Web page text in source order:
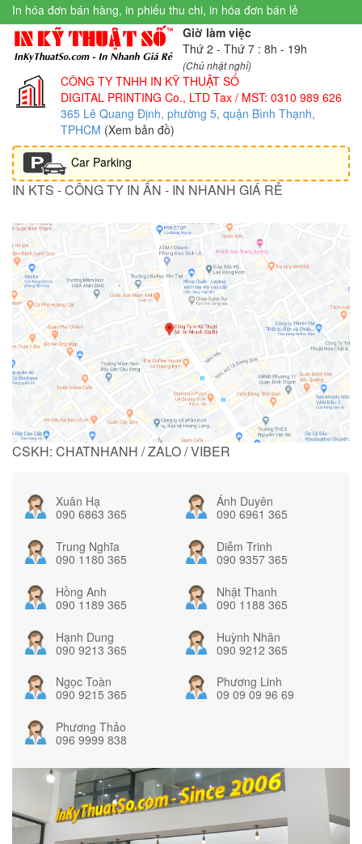
In hóa đơn bán hàng, in phiếu thu chi, in hóa đơn bán lẻ
Giờ làm việc
Thứ 2 - Thứ 7 : 8h - 19h
(Chủ nhật nghỉ)
CÔNG TY TNHH IN KỸ THUẬT SỐ
DIGITAL PRINTING Co., LTD Tax / MST: 0310 989 626
365 Lê Quang Định, phường 5, quận Bình Thạnh,
TPHCM (Xem bản đồ)
Car Parking
IN KTS - CÔNG TY IN ẤN - IN NHANH GIÁ RẺ
CSKH: CHATNHANH / ZALO / VIBER
Xuân Hạ
090 6863 365
Ánh Duyên
090 6961 365
Trung Nghĩa
090 1180 365
Diễm Trinh
090 9357 365
Hồng Anh
090 1189 365
Nhật Thanh
090 1188 365
Hạnh Dung
090 9213 365
Huỳnh Nhân
090 9212 365
Ngọc Toàn
090 9215 365
Phương Linh
09 09 09 96 69
Phương Thảo
096 9999 838